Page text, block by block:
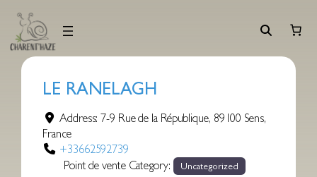
contenu
LE RANELAGH
Address:7-9 Rue de la République, 89100 Sens,
France
+33662592739
Point de vente Category:
Uncategorized